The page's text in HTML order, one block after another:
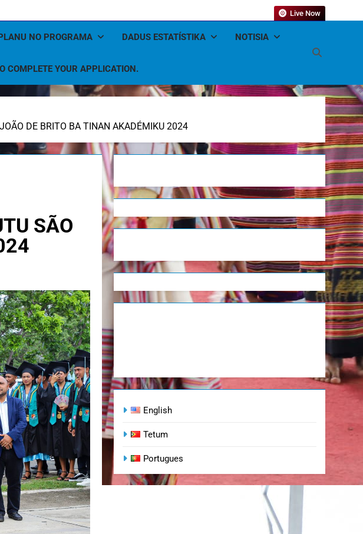
NO PROGRAMA DADUS ESTATÍSTIKA NOTISIA
COMPLETE YOUR APPLICATION.
Live Now
DE BRITO BA TINAN AKADÉMIKU 2024
SÃO
English
Tetum
Portugues